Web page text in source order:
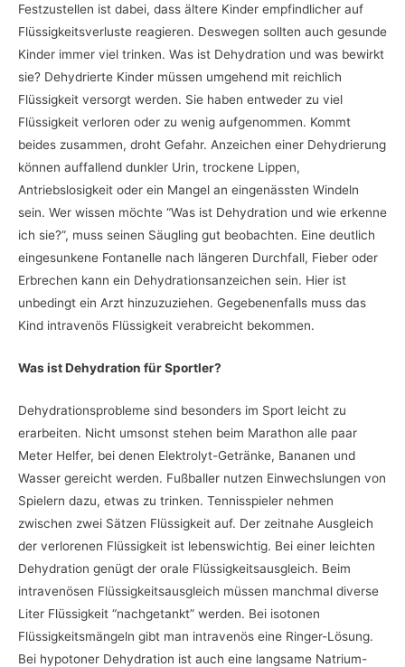
Festzustellen ist dabei, dass ältere Kinder empfindlicher auf
Flüssigkeitsverluste reagieren. Deswegen sollten auch gesunde
Kinder immer viel trinken. Was ist Dehydration und was bewirkt
sie? Dehydrierte Kinder müssen umgehend mit reichlich
Flüssigkeit versorgt werden. Sie haben entweder zu viel
Flüssigkeit verloren oder zu wenig aufgenommen. Kommt
beides zusammen, droht Gefahr. Anzeichen einer Dehydrierung
können auffallend dunkler Urin, trockene Lippen,
Antriebslosigkeit oder ein Mangel an eingenässten Windeln
sein. Wer wissen möchte “Was ist Dehydration und wie erkenne
ich sie?”, muss seinen Säugling gut beobachten. Eine deutlich
eingesunkene Fontanelle nach längeren Durchfall, Fieber oder
Erbrechen kann ein Dehydrationsanzeichen sein. Hier ist
unbedingt ein Arzt hinzuzuziehen. Gegebenenfalls muss das
Kind intravenös Flüssigkeit verabreicht bekommen.
Was ist Dehydration für Sportler?
Dehydrationsprobleme sind besonders im Sport leicht zu
erarbeiten. Nicht umsonst stehen beim Marathon alle paar
Meter Helfer, bei denen Elektrolyt-Getränke, Bananen und
Wasser gereicht werden. Fußballer nutzen Einwechslungen von
Spielern dazu, etwas zu trinken. Tennisspieler nehmen
zwischen zwei Sätzen Flüssigkeit auf. Der zeitnahe Ausgleich
der verlorenen Flüssigkeit ist lebenswichtig. Bei einer leichten
Dehydration genügt der orale Flüssigkeitsausgleich. Beim
intravenösen Flüssigkeitsausgleich müssen manchmal diverse
Liter Flüssigkeit “nachgetankt” werden. Bei isotonen
Flüssigkeitsmängeln gibt man intravenös eine Ringer-Lösung.
Bei hypotoner Dehydration ist auch eine langsame Natrium-